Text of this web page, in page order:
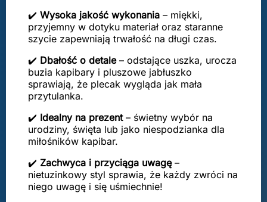
✔️ Wysoka jakość wykonania – miękki,
przyjemny w dotyku materiał oraz staranne
szycie zapewniają trwałość na długi czas.
✔️ Dbałość o detale– odstające uszka, urocza
buzia kapibary i pluszowe jabłuszko
sprawiają, że plecak wygląda jak mała
przytulanka.
✔️ Idealny na prezent – świetny wybór na
urodziny, święta lub jako niespodzianka dla
miłośników kapibar.
✔️ Zachwyca i przyciąga uwagę–
nietuzinkowy styl sprawia, że każdy zwróci na
niego uwagę i się uśmiechnie!